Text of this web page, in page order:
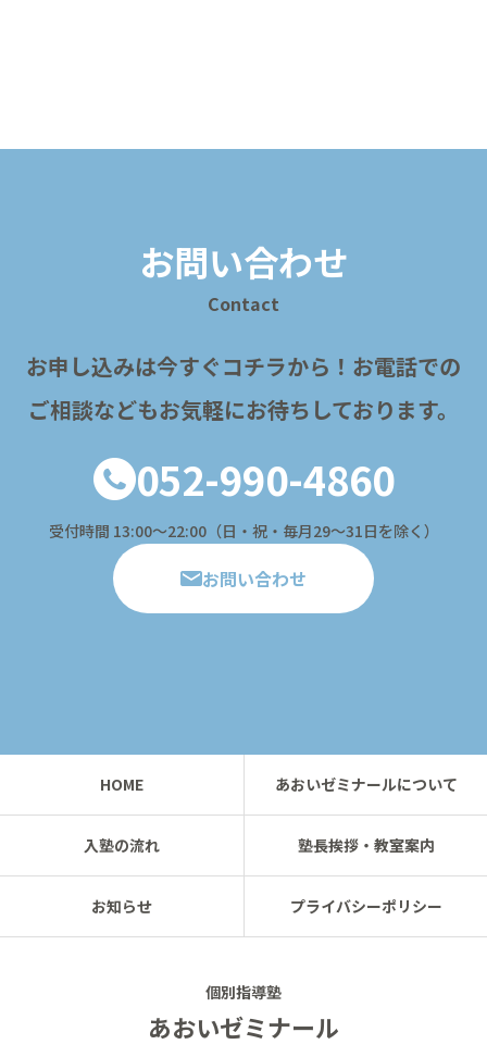
お問い合わせ
Contact
お申し込みは今すぐコチラから！ お電話での
ご相談などもお気軽にお待ちしております。
052-990-4860
受付時間 13:00〜22:00（日・祝・毎月29～31日を除く）
お問い合わせ
HOME あおいゼミナールについて
入塾の流れ 塾長挨拶・教室案内
お知らせ プライバシーポリシー
個別指導塾
あおいゼミナール